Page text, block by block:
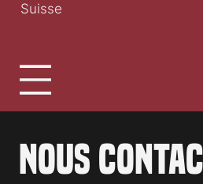
Nous
Suisse